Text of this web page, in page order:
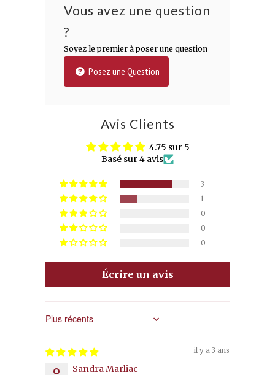
Vous avez une question
?
Soyez le premier à poser une question
Posez une Question
Avis Clients
4.75 sur 5
Basé sur 4 avis
3
1
0
0
0
Écrire un avis
Sort by
il y a 3 ans
Sandra Marliac